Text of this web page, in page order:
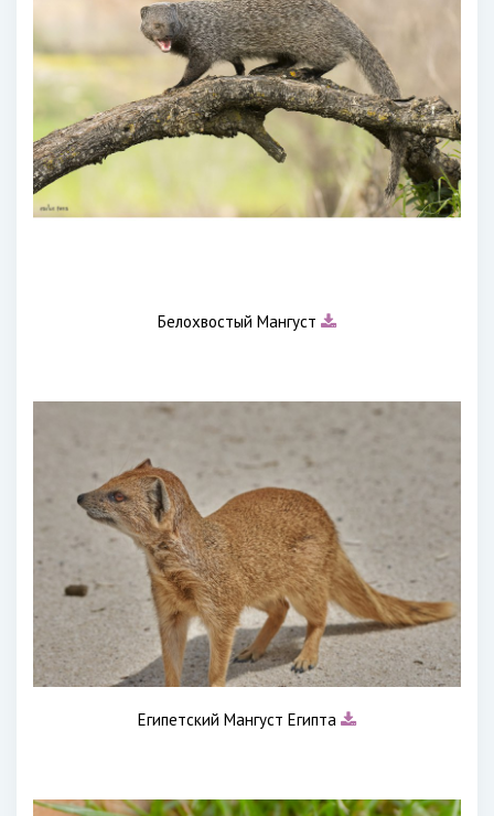
Белохвостый Мангуст
Египетский Мангуст Египта